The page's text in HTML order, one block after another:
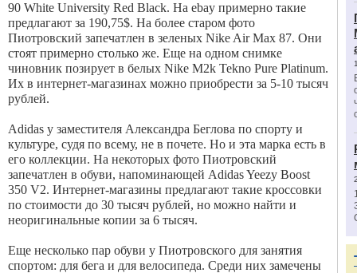
90 White University Red Black. На ebay примерно такие
предлагают за 190,75$. На более старом фото
Пиотровский запечатлен в зеленых Nike Air Max 87. Они
стоят примерно столько же. Еще на одном снимке
чиновник позирует в белых Nike M2k Tekno Pure Platinum.
Их в интернет-магазинах можно приобрести за 5-10 тысяч
рублей.
Adidas у заместителя Александра Беглова по спорту и
культуре, судя по всему, не в почете. Но и эта марка есть в
его коллекции. На некоторых фото Пиотровский
запечатлен в обуви, напоминающей Adidas Yeezy Boost
350 V2. Интернет-магазины предлагают такие кроссовки
по стоимости до 30 тысяч рублей, но можно найти и
неоригинальные копии за 6 тысяч.
Еще несколько пар обуви у Пиотровского для занятия
спортом: для бега и для велосипеда. Среди них замечены